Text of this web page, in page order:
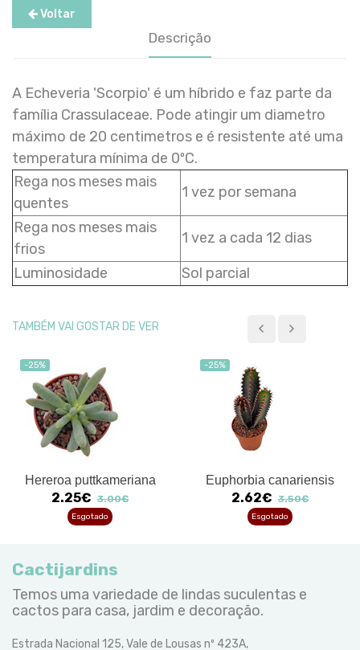
Voltar
Descrição
A Echeveria 'Scorpio' é um híbrido e faz parte da
família Crassulaceae. Pode atingir um diametro
máximo de 20 centimetros e é resistente até uma
temperatura mínima de 0ºC.
Rega nos meses mais
quentes
1 vez por semana
Rega nos meses mais
frios
1 vez a cada 12 dias
Luminosidade
Sol parcial
TAMBÉM VAI GOSTAR DE VER
-25%
Hereroa puttkameriana
2.25€ 3.00€
Esgotado
-25%
Euphorbia canariensis
2.62€ 3.50€
Esgotado
Cactijardins
Temos uma variedade de lindas suculentas e
cactos para casa, jardim e decoração.
Estrada Nacional 125, Vale de Lousas nº 423A,